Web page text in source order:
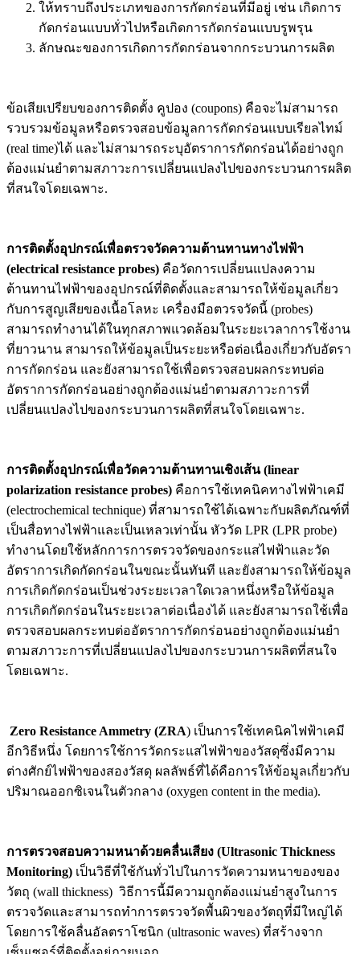
ให้ทราบถึงประเภทของการกัดกร่อนที่มีอยู่ เช่น เกิดการ
กัดกร่อนแบบทั่วไปหรือเกิดการกัดกร่อนแบบรูพรุน
ลักษณะของการเกิดการกัดกร่อนจากกระบวนการผลิต
ข้อเสียเปรียบของการติดตั้ง คูปอง (coupons) คือจะไม่สามารถ
รวบรวมข้อมูลหรือตรวจสอบข้อมูลการกัดกร่อนแบบเรียลไทม์
(real time)ได้ และไม่สามารถระบุอัตราการกัดกร่อนได้อย่างถูก
ต้องแม่นยำตามสภาวะการเปลี่ยนแปลงไปของกระบวนการผลิต
ที่สนใจโดยเฉพาะ.
การติดตั้งอุปกรณ์เพื่อตรวจวัดความต้านทานทางไฟฟ้า
(electrical resistance probes) คือวัดการเปลี่ยนแปลงความ
ต้านทานไฟฟ้าของอุปกรณ์ที่ติดตั้งและสามารถให้ข้อมูลเกี่ยว
กับการสูญเสียของเนื้อโลหะ เครื่องมือตวรจวัดนี้ (probes)
สามารถทำงานได้ในทุกสภาพแวดล้อมในระยะเวลาการใช้งาน
ที่ยาวนาน สามารถให้ข้อมูลเป็นระยะหรือต่อเนื่องเกี่ยวกับอัตรา
การกัดกร่อน และยังสามารถใช้เพื่อตรวจสอบผลกระทบต่อ
อัตราการกัดกร่อนอย่างถูกต้องแม่นยำตามสภาวะการที่
เปลี่ยนแปลงไปของกระบวนการผลิตที่สนใจโดยเฉพาะ.
การติดตั้งอุปกรณ์เพื่อวัดความต้านทานเชิงเส้น (linear
polarization resistance probes) คือการใช้เทคนิคทางไฟฟ้าเคมี
(electrochemical technique) ที่สามารถใช้ได้เฉพาะกับผลิตภัณฑ์ที่
เป็นสื่อทางไฟฟ้าและเป็นเหลวเท่านั้น หัววัด LPR (LPR probe)
ทำงานโดยใช้หลักการการตรวจวัดของกระแสไฟฟ้าและวัด
อัตราการเกิดกัดกร่อนในขณะนั้นทันที และยังสามารถให้ข้อมูล
การเกิดกัดกร่อนเป็นช่วงระยะเวลาใดเวลาหนึ่งหรือให้ข้อมูล
การเกิดกัดกร่อนในระยะเวลาต่อเนื่องได้ และยังสามารถใช้เพื่อ
ตรวจสอบผลกระทบต่ออัตราการกัดกร่อนอย่างถูกต้องแม่นยำ
ตามสภาวะการที่เปลี่ยนแปลงไปของกระบวนการผลิตที่สนใจ
โดยเฉพาะ.
Zero Resistance Ammetry (ZRA) เป็นการใช้เทคนิคไฟฟ้าเคมี
อีกวิธีหนึ่ง โดยการใช้การวัดกระแสไฟฟ้าของวัสดุซึ่งมีความ
ต่างศักย์ไฟฟ้าของสองวัสดุ ผลลัพธ์ที่ได้คือการให้ข้อมูลเกี่ยวกับ
ปริมาณออกซิเจนในตัวกลาง (oxygen content in the media).
การตรวจสอบความหนาด้วยคลื่นเสียง (Ultrasonic Thickness
Monitoring) เป็นวิธีที่ใช้กันทั่วไปในการวัดความหนาของของ
วัตถุ (wall thickness) วิธีการนี้มีความถูกต้องแม่นยำสูงในการ
ตรวจวัดและสามารถทำการตรวจวัดพื้นผิวของวัตถุที่มีใหญ่ได้
โดยการใช้คลื่นอัลตราโซนิก (ultrasonic waves) ที่สร้างจาก